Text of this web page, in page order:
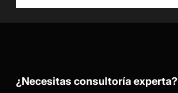
¿Necesitas consultoría experta?